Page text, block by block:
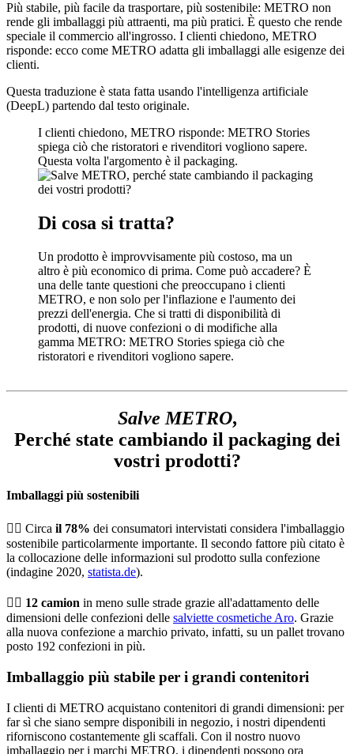
Più stabile, più facile da trasportare, più sostenibile: METRO non
rende gli imballaggi più attraenti, ma più pratici. È questo che rende
speciale il commercio all'ingrosso. I clienti chiedono, METRO
risponde: ecco come METRO adatta gli imballaggi alle esigenze dei
clienti.
Questa traduzione è stata fatta usando l'intelligenza artificiale
(DeepL) partendo dal testo originale.
I clienti chiedono, METRO risponde: METRO Stories
spiega ciò che ristoratori e rivenditori vogliono sapere.
Questa volta l'argomento è il packaging.
Di cosa si tratta?
Un prodotto è improvvisamente più costoso, ma un
altro è più economico di prima. Come può accadere? È
una delle tante questioni che preoccupano i clienti
METRO, e non solo per l'inflazione e l'aumento dei
prezzi dell'energia. Che si tratti di disponibilità di
prodotti, di nuove confezioni o di modifiche alla
gamma METRO: METRO Stories spiega ciò che
ristoratori e rivenditori vogliono sapere.
Salve METRO,
Perché state cambiando il packaging dei
vostri prodotti?
Imballaggi più sostenibili
👉🏼 Circa il 78% dei consumatori intervistati considera l'imballaggio
sostenibile particolarmente importante. Il secondo fattore più citato è
la collocazione delle informazioni sul prodotto sulla confezione
(indagine 2020, statista.de).
👉🏼 12 camion in meno sulle strade grazie all'adattamento delle
dimensioni delle confezioni delle salviette cosmetiche Aro. Grazie
alla nuova confezione a marchio privato, infatti, su un pallet trovano
posto 192 confezioni in più.
Imballaggio più stabile per i grandi contenitori
I clienti di METRO acquistano contenitori di grandi dimensioni: per
far sì che siano sempre disponibili in negozio, i nostri dipendenti
riforniscono costantemente gli scaffali. Con il nostro nuovo
imballaggio per i marchi METRO, i dipendenti possono ora